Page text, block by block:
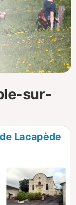
p
sur-
Lacapède